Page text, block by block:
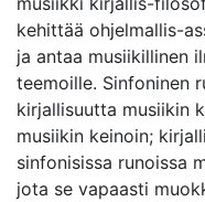
kehittää ohjelmallis-
ja antaa musiikillinen
teemoille. Sinfoninen
kirjallisuutta musiikin
musiikin keinoin;
sinfonisissa runoissa
jota se vapaasti